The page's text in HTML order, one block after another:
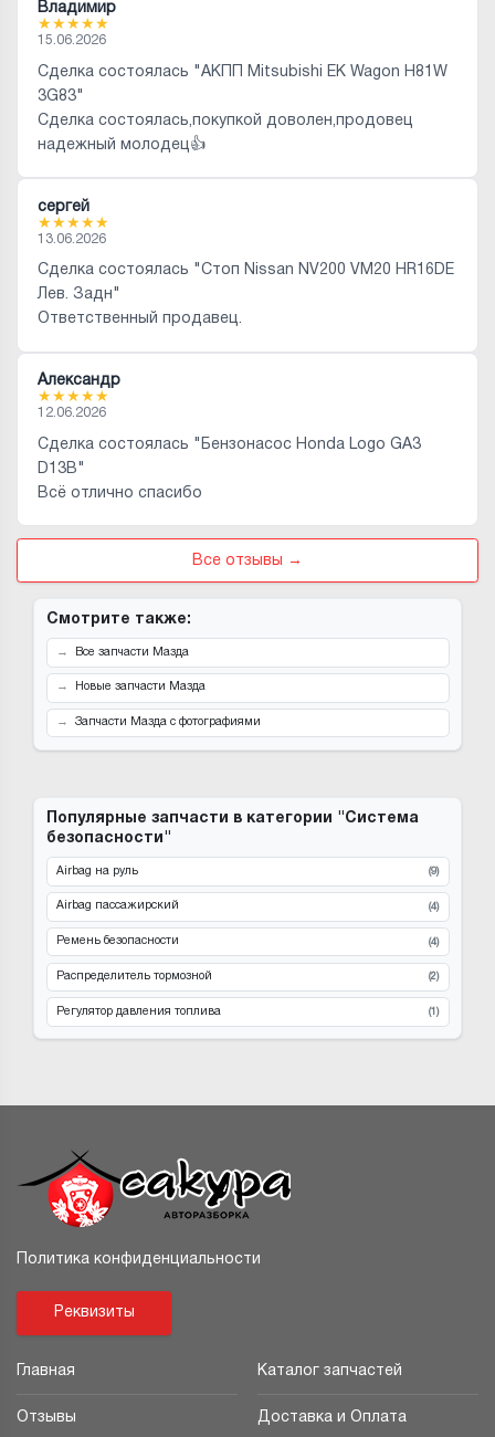
Владимир
★★★★★
15.06.2026
Сделка состоялась "АКПП Mitsubishi EK Wagon H81W
3G83"
Сделка состоялась,покупкой доволен,продовец
надежный молодец👍
сергей
★★★★★
13.06.2026
Сделка состоялась "Стоп Nissan NV200 VM20 HR16DE
Лев. Задн"
Ответственный продавец.
Александр
★★★★★
12.06.2026
Сделка состоялась "Бензонасос Honda Logo GA3
D13B"
Всё отлично спасибо
Все отзывы →
Смотрите также:
Все запчасти Мазда
Новые запчасти Мазда
Запчасти Мазда с фотографиями
Популярные запчасти в категории "Система
безопасности"
Airbag на руль (9)
Airbag пассажирский (4)
Ремень безопасности (4)
Распределитель тормозной (2)
Регулятор давления топлива (1)
Политика конфиденциальности
Реквизиты
Главная Каталог запчастей
Отзывы Доставка и Оплата